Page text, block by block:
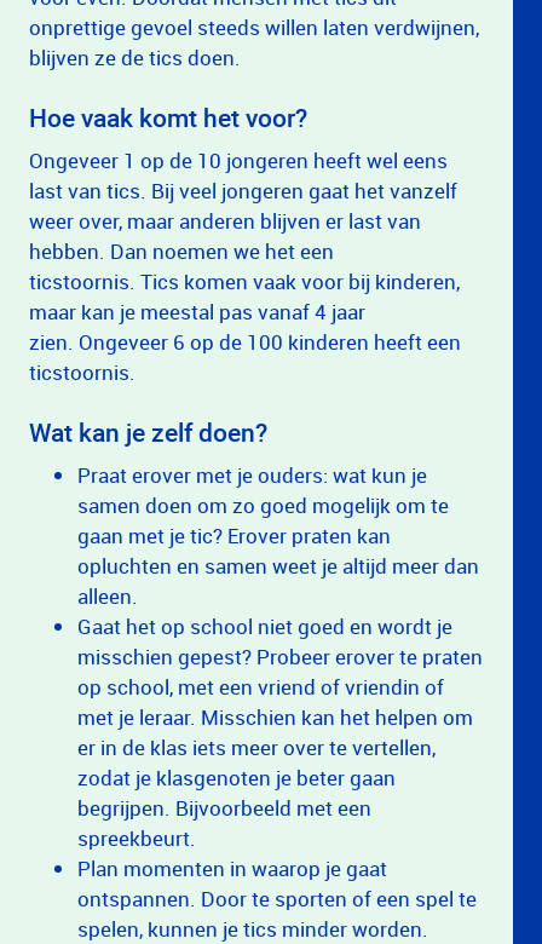
onprettige gevoel steeds willen laten verdwijnen,
blijven ze de tics doen.
Hoe vaak komt het voor?
Ongeveer 1 op de 10 jongeren heeft wel eens
last van tics. Bij veel jongeren gaat het vanzelf
weer over, maar anderen blijven er last van
hebben. Dan noemen we het een
ticstoornis. Tics komen vaak voor bij kinderen,
maar kan je meestal pas vanaf 4 jaar
zien. Ongeveer 6 op de 100 kinderen heeft een
ticstoornis.
Wat kan je zelf doen?
Praat erover met je ouders: wat kun je
samen doen om zo goed mogelijk om te
gaan met je tic? Erover praten kan
opluchten en samen weet je altijd meer dan
alleen.
Gaat het op school niet goed en wordt je
misschien gepest? Probeer erover te praten
op school, met een vriend of vriendin of
met je leraar. Misschien kan het helpen om
er in de klas iets meer over te vertellen,
zodat je klasgenoten je beter gaan
begrijpen. Bijvoorbeeld met een
spreekbeurt.
Plan momenten in waarop je gaat
ontspannen. Door te sporten of een spel te
spelen, kunnen je tics minder worden.